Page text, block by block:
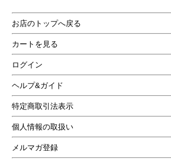
お店のトップへ戻
カートを見
ログイ
ヘルプ&ガ
特定商取引法表
個人情報の取扱
メルマガ登